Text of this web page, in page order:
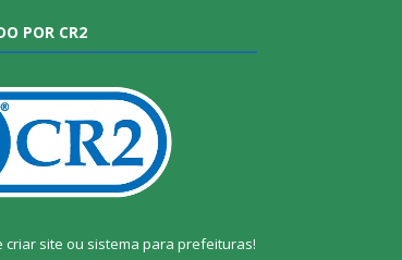
POR CR2
criar site ou sistema para prefeituras!